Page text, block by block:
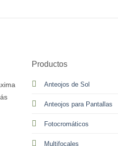
Productos
Anteojos de Sol
Anteojos para Pantallas
Fotocromáticos
Multifocales